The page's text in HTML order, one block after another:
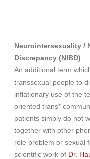
Neurointersexuality /
Discrepancy (NIBD)
An additional term
transsexual people to
inflationary use of the
oriented trans*
patients simply do not
together with other
role problem or sexual
scientific work of Dr.